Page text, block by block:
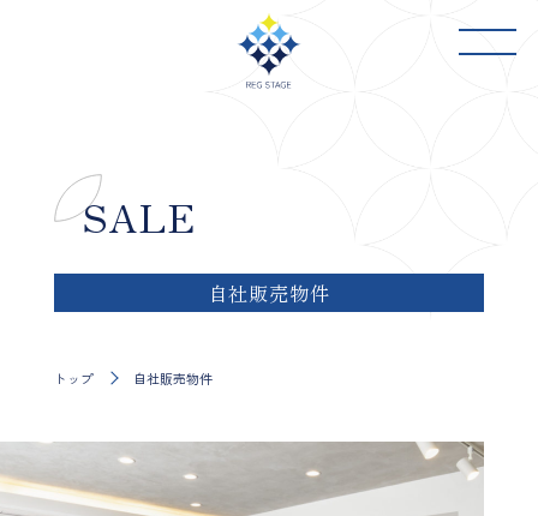
WORKS
事業紹介
RENOVATION SALON
リノベーション 自社販売物件
NEWS OUTLINE
CONTACT
SALE
自社販売物件
トップ 自社販売物件